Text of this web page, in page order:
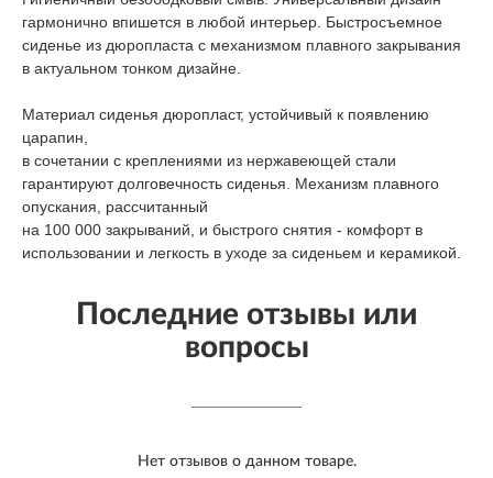
гармонично впишется в любой интерьер. Быстросъемное
сиденье из дюропласта с механизмом плавного закрывания
в актуальном тонком дизайне.
Материал сиденья дюропласт, устойчивый к появлению
царапин,
в сочетании с креплениями из нержавеющей стали
гарантируют долговечность сиденья. Механизм плавного
опускания, рассчитанный
на 100 000 закрываний, и быстрого снятия - комфорт в
использовании и легкость в уходе за сиденьем и керамикой.
Последние отзывы или
вопросы
Нет отзывов о данном товаре.